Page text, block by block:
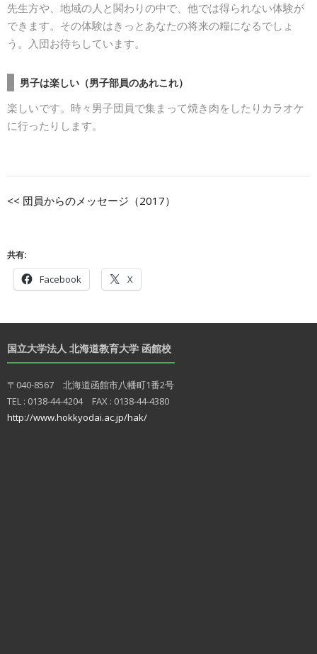
先生方や、地域の人と関わりの中で、他では得られない体験が
できます。その体験はきっとあなたの将来の糧になるでしょ
う。入団お待ちしています。
男子は楽しい（男子部員のあれこれ）
楽しいです。時々男子団員で集まって焼き肉をしたりカラオケ
に行ったりします。
<< 団員からのメッセージ（2017）
共有:
Facebook X
国立大学法人 北海道教育大学 函館校
〒040-8567 北海道函館市八幡町1番2号
TEL : 0138-44-4204 FAX : 0138-44-4380
http://www.hokkyodai.ac.jp/hak/